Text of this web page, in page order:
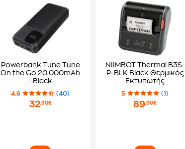
Powerbank Tune Tune
On the Go 20.000mAh
- Black
4.6 (40)
32,90€
NIIMBOT Thermal B3S-
P-BLK Black Θερμικός
Εκτυπωτής
5 (1)
89,90€